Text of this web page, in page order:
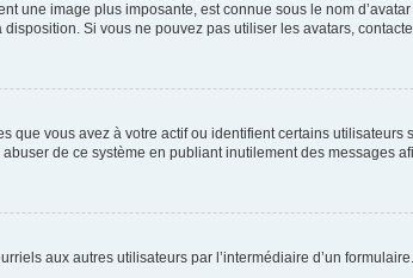
une image plus imposante, est connue sous le nom
Si vous ne pouvez pas utiliser les avatars,
vous avez à votre actif ou identifient certains
de ce système en publiant inutilement des messages
aux autres utilisateurs par l’intermédiaire d’un